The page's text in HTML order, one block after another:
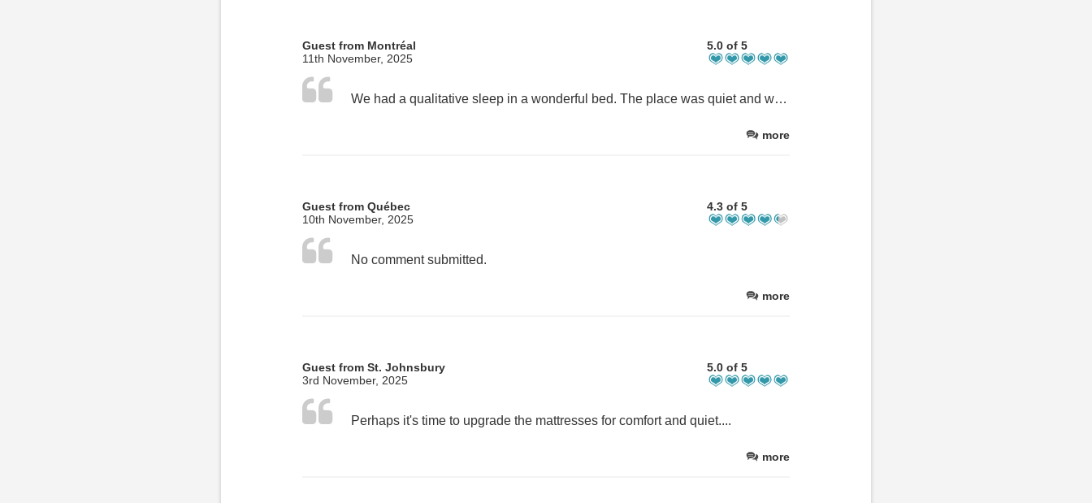
Guest from Montréal
11th November, 2025
5.0 of 5
We had a qualitative sleep in a wonderful bed. The place was quiet and we did not have any problem to get our keys.
more
Guest from Québec
10th November, 2025
4.3 of 5
No comment submitted.
more
Guest from St. Johnsbury
3rd November, 2025
5.0 of 5
Perhaps it's time to upgrade the mattresses for comfort and quiet....
more